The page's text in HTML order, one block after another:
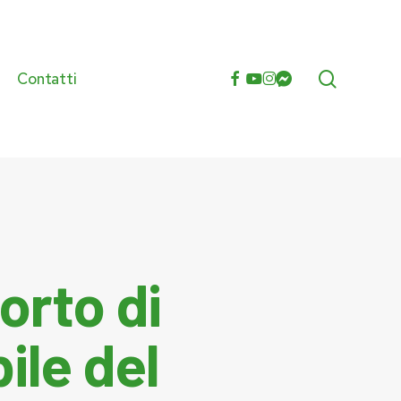
Contatti facebook
youtube
instagram
messenger
di
del